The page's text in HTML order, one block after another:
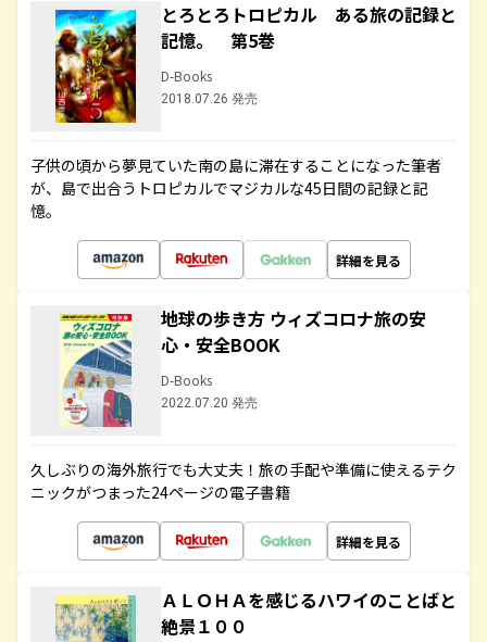
とろとろトロピカル ある旅の記録と
記憶。 第5巻
D-Books
2018.07.26 発売
子供の頃から夢見ていた南の島に滞在することになった筆者
が、島で出合うトロピカルでマジカルな45日間の記録と記
憶。
詳細を見る
地球の歩き方 ウィズコロナ旅の安
心・安全BOOK
D-Books
2022.07.20 発売
久しぶりの海外旅行でも大丈夫！旅の手配や準備に使えるテク
ニックがつまった24ページの電子書籍
詳細を見る
ＡＬＯＨＡを感じるハワイのことばと
絶景１００